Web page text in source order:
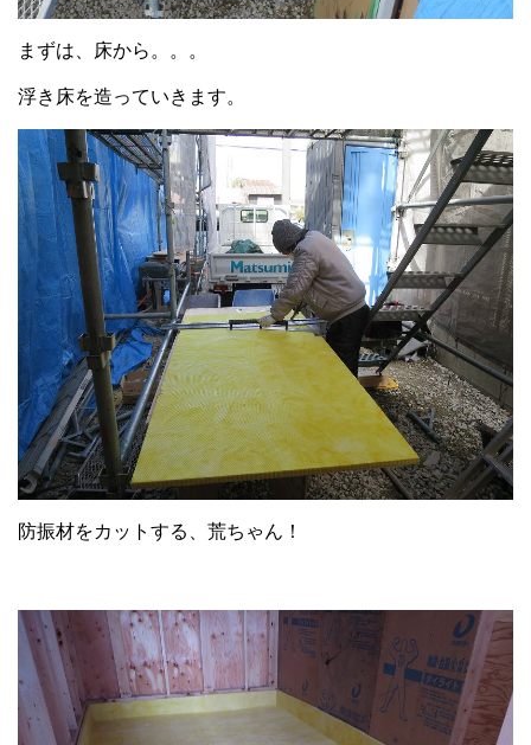
まずは、床から。。。
浮き床を造っていきます。
防振材をカットする、荒ちゃん！